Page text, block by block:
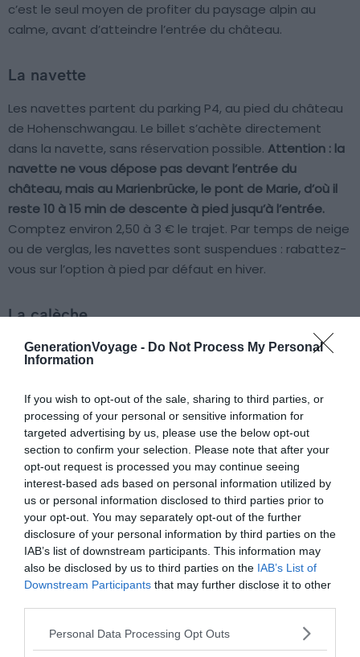
GenerationVoyage - Do Not Process My Personal
Information
If you wish to opt-out of the sale, sharing to third parties, or
processing of your personal or sensitive information for
targeted advertising by us, please use the below opt-out
section to confirm your selection. Please note that after your
opt-out request is processed you may continue seeing
interest-based ads based on personal information utilized by
us or personal information disclosed to third parties prior to
your opt-out. You may separately opt-out of the further
disclosure of your personal information by third parties on the
IAB’s list of downstream participants. This information may
also be disclosed by us to third parties on the IAB’s List of
Downstream Participants that may further disclose it to other
Personal Data Processing Opt Outs
c’est le seul moyen de profiter du paysage alpin au
calme, avant d’atteindre l’entrée du château.
La navette
Les navettes partent du parking P4, au pied du château
de Hohenschwangau. Le billet s’achète directement
dans la navette, sans réservation possible. Attention : la
navette ne vous dépose pas devant l’entrée du
château, mais au Marienbrücke, le pont de Marie, d’où il
reste 10 à 15 min de descente à pied jusqu’à l’entrée.
Comptez environ 2,50 à 3 € le trajet. Par temps de neige
ou de verglas, les navettes sont suspendues : rabattez-
vous sur l’option à pied par défaut en hiver.
La calèche
Les calèches partent de l’Alpseestraße à
Hohenschwangau, sans horaires fixes et sans
à la descente. Comme pour la navette,la calèche ne
monte pas jusqu’à l’entrée : il reste environ 450 m à
parcourir pied, soit 10 à 15 min de marche.Le résultat est
comparable à la navette, pour un prix plus élevé et un
trajet plus lent. Si votre objectif est simplement de
monter au château de Neuschwanstein sans marcher, la
navette est le choix le plus efficace.
À lire aussi sur le guide Allemagne :
11 anecdotes à connaître sur le château de